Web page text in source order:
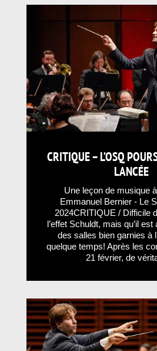
CRITIQUE – L’OSQ
LANCÉE
Une leçon de musique
Emmanuel Bernier - Le
2024CRITIQUE / Difficile
l’effet Schuldt, mais qu’il
des salles bien garnies à
quelque temps! Après les
21 février, de